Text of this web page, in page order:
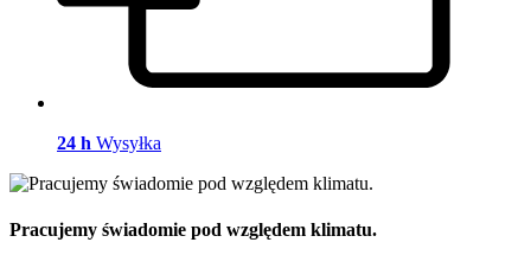
24 h Wysyłka
Pracujemy świadomie pod względem klimatu.